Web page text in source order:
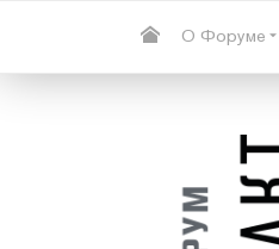
О Форуме